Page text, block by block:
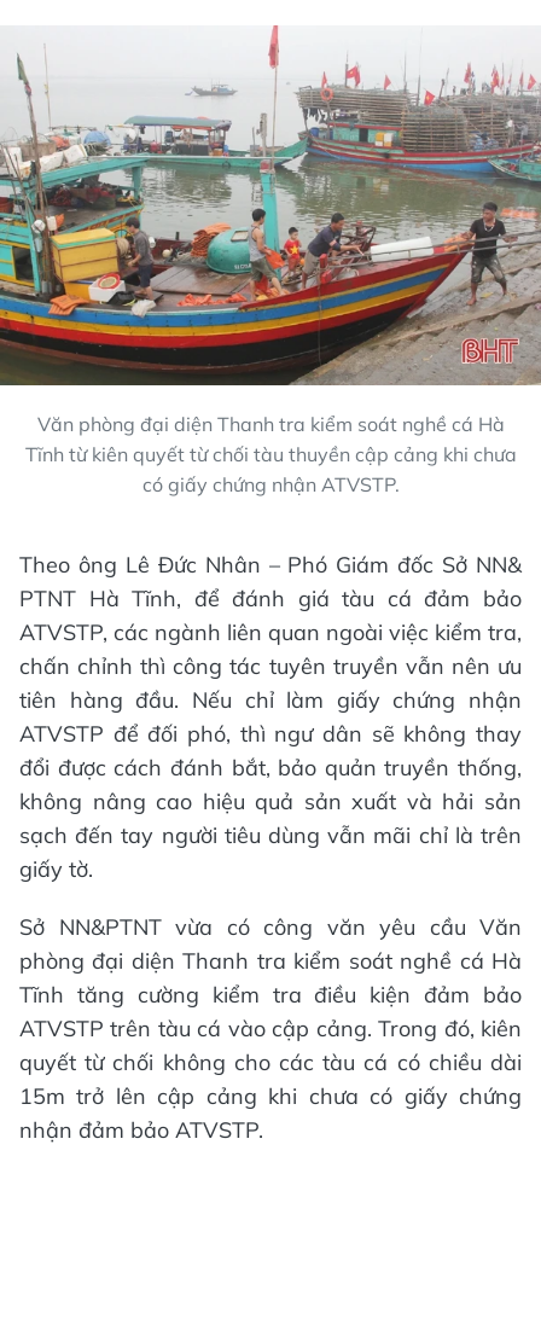
Văn phòng đại diện Thanh tra kiểm soát nghề cá Hà
Tĩnh từ kiên quyết từ chối tàu thuyền cập cảng khi chưa
có giấy chứng nhận ATVSTP.
Theo ông Lê Đức Nhân – Phó Giám đốc Sở NN&
PTNT Hà Tĩnh, để đánh giá tàu cá đảm bảo
ATVSTP, các ngành liên quan ngoài việc kiểm tra,
chấn chỉnh thì công tác tuyên truyền vẫn nên ưu
tiên hàng đầu. Nếu chỉ làm giấy chứng nhận
ATVSTP để đối phó, thì ngư dân sẽ không thay
đổi được cách đánh bắt, bảo quản truyền thống,
không nâng cao hiệu quả sản xuất và hải sản
sạch đến tay người tiêu dùng vẫn mãi chỉ là trên
giấy tờ.
Sở NN&PTNT vừa có công văn yêu cầu Văn
phòng đại diện Thanh tra kiểm soát nghề cá Hà
Tĩnh tăng cường kiểm tra điều kiện đảm bảo
ATVSTP trên tàu cá vào cập cảng. Trong đó, kiên
quyết từ chối không cho các tàu cá có chiều dài
15m trở lên cập cảng khi chưa có giấy chứng
nhận đảm bảo ATVSTP.